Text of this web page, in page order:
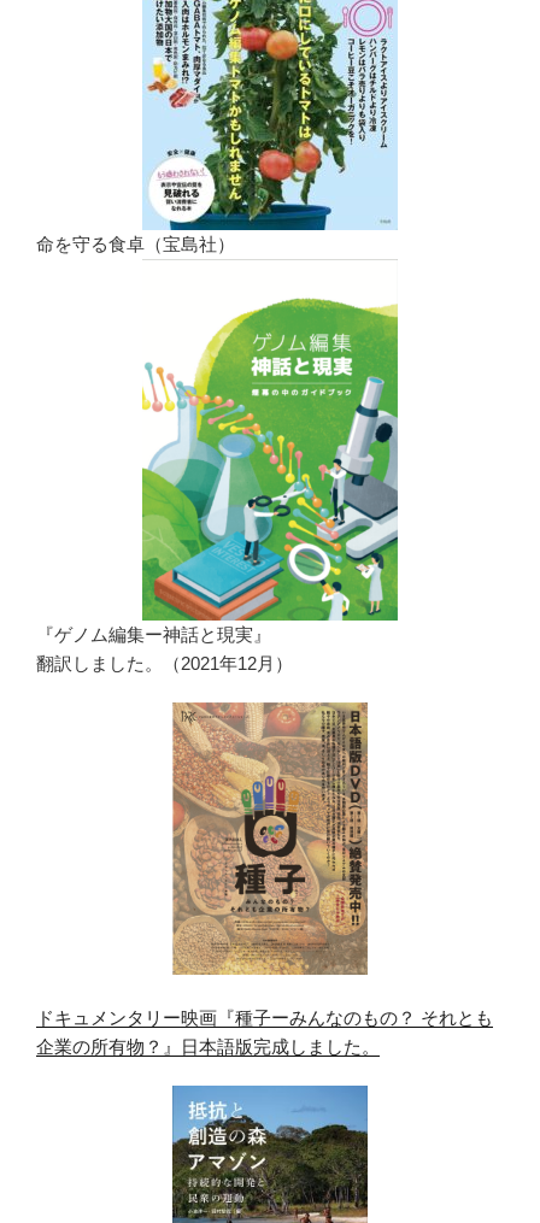
命を守る食卓（宝島社）
『ゲノム編集ー神話と現実』
翻訳しました。（2021年12月）
ドキュメンタリー映画『種子ーみんなのもの？ それとも
企業の所有物？』日本語版完成しました。